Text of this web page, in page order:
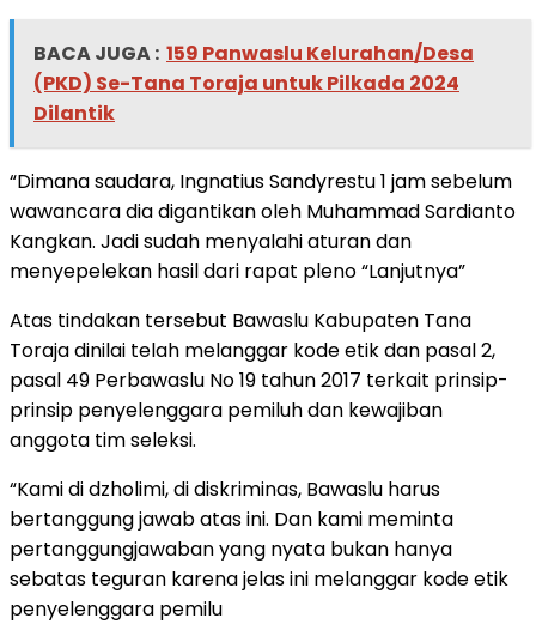
BACA JUGA : 159 Panwaslu Kelurahan/Desa
(PKD) Se-Tana Toraja untuk Pilkada 2024
Dilantik
“Dimana saudara, Ingnatius Sandyrestu 1 jam sebelum
wawancara dia digantikan oleh Muhammad Sardianto
Kangkan. Jadi sudah menyalahi aturan dan
menyepelekan hasil dari rapat pleno “Lanjutnya”
Atas tindakan tersebut Bawaslu Kabupaten Tana
Toraja dinilai telah melanggar kode etik dan pasal 2,
pasal 49 Perbawaslu No 19 tahun 2017 terkait prinsip-
prinsip penyelenggara pemiluh dan kewajiban
anggota tim seleksi.
“Kami di dzholimi, di diskriminas, Bawaslu harus
bertanggung jawab atas ini. Dan kami meminta
pertanggungjawaban yang nyata bukan hanya
sebatas teguran karena jelas ini melanggar kode etik
penyelenggara pemilu